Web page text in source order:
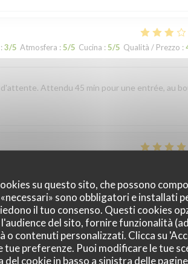
su questo sito, che possono
sono obbligatori e installati
il tuo consenso. Questi cookies
del sito, fornire funzionalità
o contenuti personalizzati. Clicca su
preferenze. Puoi modificare le tue
cookie in basso a sinistra delle
: 3/5 Atmosfera : 5/5 Cucina : 5/5 Qualità / Prezzo :
Attendu 45 min pour une entrée, au
5/5 Atmosfera: 5/5 Cucina: 5/5 Qualità / Prezzo: 5
goûter le repas gastronomique